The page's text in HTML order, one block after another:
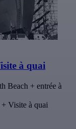
à quai
Beach + entrée à
Visite à quai